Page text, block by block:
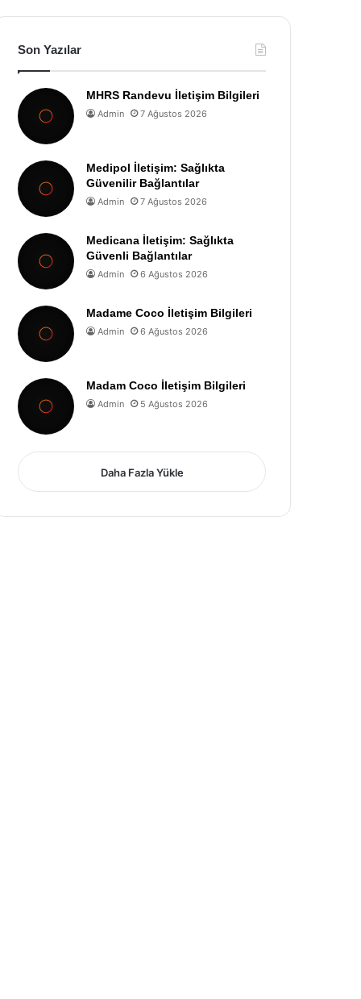
Son Yazılar
MHRS Randevu İletişim Bilgileri
Admin 7 Ağustos 2026
Medipol İletişim: Sağlıkta
Güvenilir Bağlantılar
Admin 7 Ağustos 2026
Medicana İletişim: Sağlıkta
Güvenli Bağlantılar
Admin 6 Ağustos 2026
Madame Coco İletişim Bilgileri
Admin 6 Ağustos 2026
Madam Coco İletişim Bilgileri
Admin 5 Ağustos 2026
Daha Fazla Yükle